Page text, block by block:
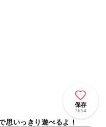
保存
7654
思いっきり遊べるよ！